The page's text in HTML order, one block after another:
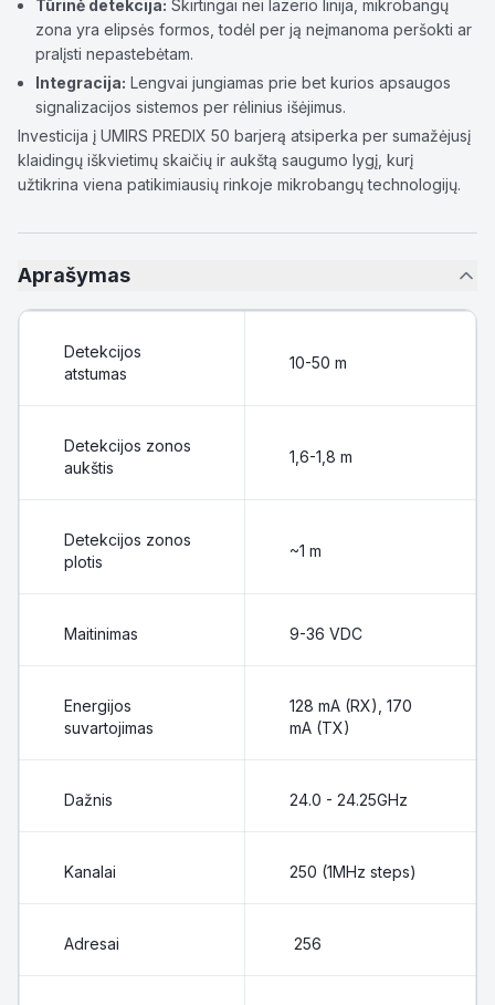
Tūrinė detekcija: Skirtingai nei lazerio linija, mikrobangų
zona yra elipsės formos, todėl per ją neįmanoma peršokti ar
pralįsti nepastebėtam.
Integracija: Lengvai jungiamas prie bet kurios apsaugos
signalizacijos sistemos per rėlinius išėjimus.
Investicija į UMIRS PREDIX 50 barjerą atsiperka per sumažėjusį
klaidingų iškvietimų skaičių ir aukštą saugumo lygį, kurį
užtikrina viena patikimiausių rinkoje mikrobangų technologijų.
Aprašymas
Detekcijos
atstumas
10-50 m
Detekcijos zonos
aukštis
1,6-1,8 m
Detekcijos zonos
plotis
~1 m
Maitinimas 9-36 VDC
Energijos
suvartojimas
128 mA (RX), 170
mA (TX)
Dažnis 24.0 - 24.25GHz
Kanalai 250 (1MHz steps)
Adresai 256